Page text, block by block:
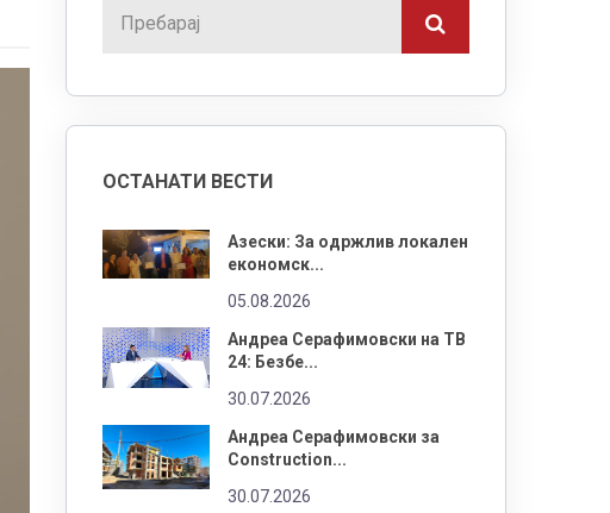
ОСТАНАТИ ВЕСТИ
Азески: За одржлив локален
економск...
05.08.2026
Андреа Серафимовски на ТВ
24: Безбе...
30.07.2026
Андреа Серафимовски за
Construction...
30.07.2026